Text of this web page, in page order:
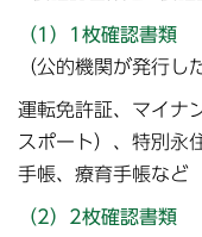
（1）1枚確認書類
（公的機関が発行し
運転免許証、マイナ
スポート）、特別永
手帳、療育手帳など
（2）2枚確認書類